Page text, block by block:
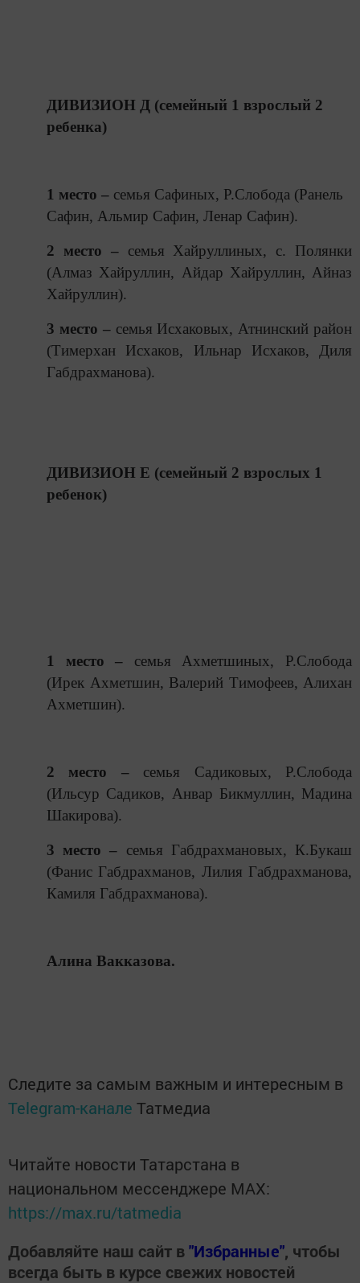
ДИВИЗИОН Д (семейный 1 взрослый 2
ребенка)
1 место – семья Сафиных, Р.Слобода (Ранель
Сафин, Альмир Сафин, Ленар Сафин).
2 место – семья Хайруллиных, с. Полянки
(Алмаз Хайруллин, Айдар Хайруллин, Айназ
Хайруллин).
3 место – семья Исхаковых, Атнинский район
(Тимерхан Исхаков, Ильнар Исхаков, Диля
Габдрахманова).
ДИВИЗИОН Е (семейный 2 взрослых 1
ребенок)
1 место – семья Ахметшиных, Р.Слобода
(Ирек Ахметшин, Валерий Тимофеев, Алихан
Ахметшин).
2 место – семья Садиковых, Р.Слобода
(Ильсур Садиков, Анвар Бикмуллин, Мадина
Шакирова).
3 место – семья Габдрахмановых, К.Букаш
(Фанис Габдрахманов, Лилия Габдрахманова,
Камиля Габдрахманова).
Алина Вакказова.
Следите за самым важным и интересным в
Telegram-канале Татмедиа
Читайте новости Татарстана в
национальном мессенджере MАХ:
https://max.ru/tatmedia
Добавляйте наш сайт в"Избранные", чтобы
всегда быть в курсе свежих новостей